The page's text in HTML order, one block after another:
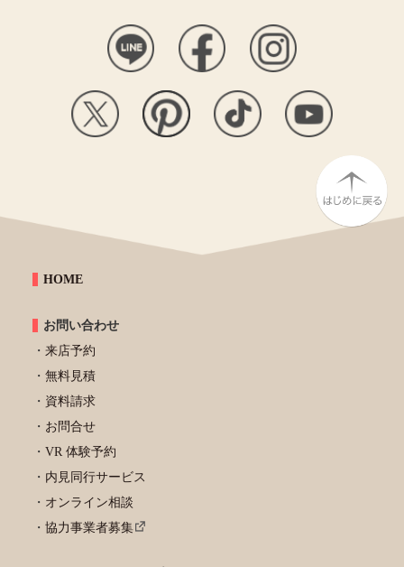
HOME
お問い合わせ
来店予約
無料見積
資料請求
お問合せ
VR 体験予約
内見同行サービス
オンライン相談
協力事業者募集